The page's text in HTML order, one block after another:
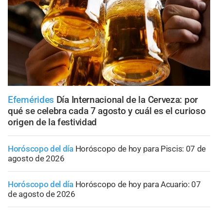
Efemérides Día Internacional de la Cerveza: por
qué se celebra cada 7 agosto y cuál es el curioso
origen de la festividad
Horóscopo del día Horóscopo de hoy para Piscis: 07 de
agosto de 2026
Horóscopo del día Horóscopo de hoy para Acuario: 07
de agosto de 2026